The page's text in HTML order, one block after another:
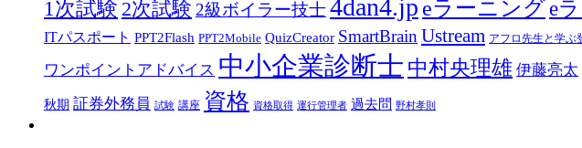
1次試験 2次試験 2級ボイラー技士4dan4.jp eラーニング e
ITパスポート PPT2Flash PPT2Mobile QuizCreator SmartBrain Ustream アフロ先生と学ぶ
ワンポイントアドバイス 中小企業診断士 中村央理雄 伊藤亮太
秋期 証券外務員 試験 講座 資格 資格取得 運行管理者 過去問 野村孝則